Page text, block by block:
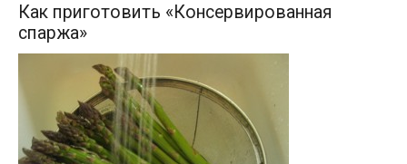
Как приготовить «Консервированная
спаржа»